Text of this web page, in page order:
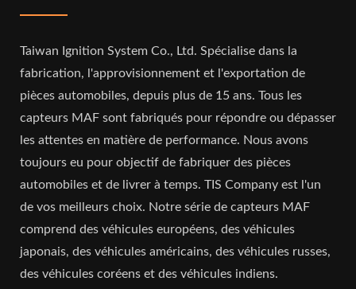
Taiwan Ignition System Co., Ltd. Spécialise dans la
fabrication, l'approvisionnement et l'exportation de
pièces automobiles, depuis plus de 15 ans. Tous les
capteurs MAF sont fabriqués pour répondre ou dépasser
les attentes en matière de performance. Nous avons
toujours eu pour objectif de fabriquer des pièces
automobiles et de livrer à temps. TIS Company est l'un
de vos meilleurs choix. Notre série de capteurs MAF
comprend des véhicules européens, des véhicules
japonais, des véhicules américains, des véhicules russes,
des véhicules coréens et des véhicules indiens.